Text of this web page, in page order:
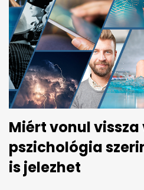
Miért vonul
pszichológia
is jelezhet